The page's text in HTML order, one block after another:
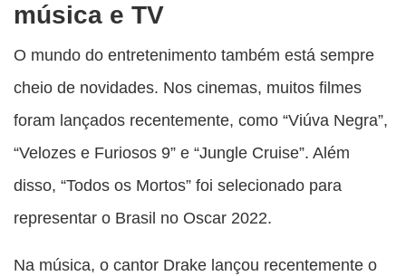
música e TV
O mundo do entretenimento também está sempre
cheio de novidades. Nos cinemas, muitos filmes
foram lançados recentemente, como “Viúva Negra”,
“Velozes e Furiosos 9” e “Jungle Cruise”. Além
disso, “Todos os Mortos” foi selecionado para
representar o Brasil no Oscar 2022.
Na música, o cantor Drake lançou recentemente o